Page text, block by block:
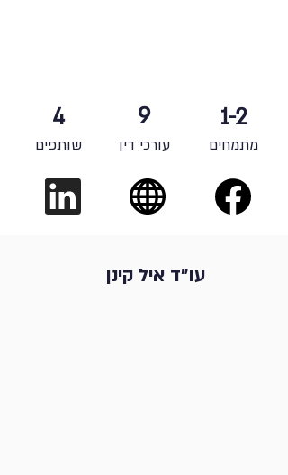
4
שותפים
9
עורכי דין
1-2
מתמחים
עו"ד איל קינן